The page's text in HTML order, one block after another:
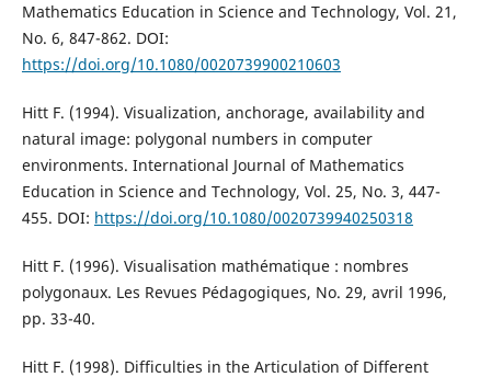
Mathematics Education in Science and Technology, Vol. 21,
No. 6, 847-862. DOI:
https://doi.org/10.1080/0020739900210603
Hitt F. (1994). Visualization, anchorage, availability and
natural image: polygonal numbers in computer
environments. International Journal of Mathematics
Education in Science and Technology, Vol. 25, No. 3, 447-
455. DOI: https://doi.org/10.1080/0020739940250318
Hitt F. (1996). Visualisation mathématique : nombres
polygonaux. Les Revues Pédagogiques, No. 29, avril 1996,
pp. 33-40.
Hitt F. (1998). Difficulties in the Articulation of Different